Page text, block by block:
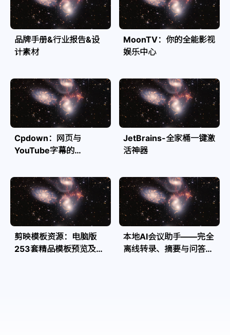
品牌手册&行业报告&设
计素材
MoonTV：你的全能影视
娱乐中心
Cpdown：网页与
YouTube字幕的
JetBrains-全家桶一键激
活神器
剪映模板资源：电脑版
253套精品模板预览及源
本地AI会议助手——完全
离线转录、摘要与问答，